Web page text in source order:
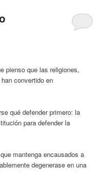
pienso que las religiones,
convertido en
qué defender primero: la
para defender la
mantenga encausados a
degenerase en una